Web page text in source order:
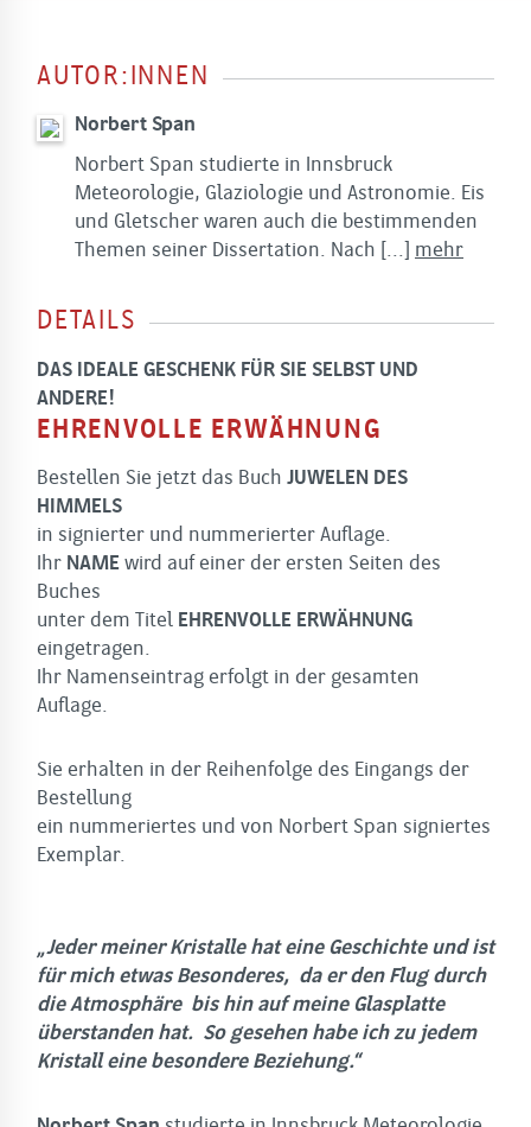
AUTOR:INNEN
Norbert Span
Norbert Span studierte in Innsbruck
Meteorologie, Glaziologie und Astronomie. Eis
und Gletscher waren auch die bestimmenden
Themen seiner Dissertation. Nach [...] mehr
DETAILS
DAS IDEALE GESCHENK FÜR SIE SELBST UND
ANDERE!
EHRENVOLLE ERWÄHNUNG
Bestellen Sie jetzt das Buch JUWELEN DES
HIMMELS
in signierter und nummerierter Auflage.
Ihr NAME wird auf einer der ersten Seiten des
Buches
unter dem Titel EHRENVOLLE ERWÄHNUNG
eingetragen.
Ihr Namenseintrag erfolgt in der gesamten
Auflage.
Sie erhalten in der Reihenfolge des Eingangs der
Bestellung
ein nummeriertes und von Norbert Span signiertes
Exemplar.
„Jeder meiner Kristalle hat eine Geschichte und ist
für mich etwas Besonderes, da er den Flug durch
die Atmosphäre bis hin auf meine Glasplatte
überstanden hat. So gesehen habe ich zu jedem
Kristall eine besondere Beziehung.“